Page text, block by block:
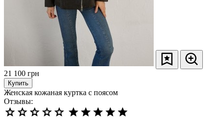
21 100 грн
Купить
Женская кожаная куртка с поясом
Отзывы: